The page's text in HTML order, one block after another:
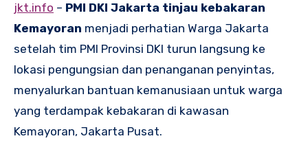
jkt.info – PMI DKI Jakarta tinjau kebakaran
Kemayoran menjadi perhatian Warga Jakarta
setelah tim PMI Provinsi DKI turun langsung ke
lokasi pengungsian dan penanganan penyintas,
menyalurkan bantuan kemanusiaan untuk warga
yang terdampak kebakaran di kawasan
Kemayoran, Jakarta Pusat.